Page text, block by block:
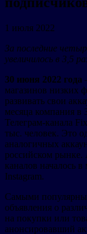
1 июля 2022
За последние
увеличилось в 3,5
30 июня 2022 года
магазинов низких
развивать свои
месяца компания в
Телеграм-канала
тыс. человек. Это
аналогичных
российском рынке.
каналов началось
Instagram.
Самыми
объявления о
на покупки или
анонсировавший